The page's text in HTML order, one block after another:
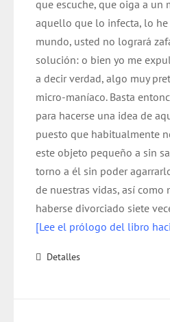
que escuche, que oiga a un
aquello que lo infecta, lo
mundo, usted no logrará
solución: o bien yo me
a decir verdad, algo muy
micro-maníaco. Basta
para hacerse una idea de
puesto que habitualmente
este objeto pequeño a sin
torno a él sin poder
de nuestras vidas, así como
haberse divorciado siete
[Lee el prólogo del libro
Detalles